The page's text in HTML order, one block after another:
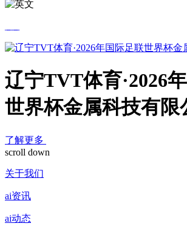
辽宁TVT体育·2026
世界杯金属科技有限
了解更多
scroll down
关于我们
ai资讯
ai动态